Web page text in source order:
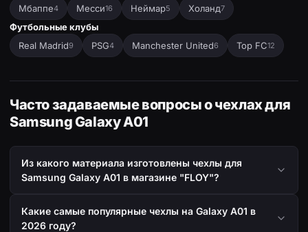
Мбаппе4 Месси16 Неймар5 Холанд7
Футбольные клубы
Real Madrid9 PSG4 Manchester United6 Top FC12
Часто задаваемые вопросы о чехлах для
Samsung Galaxy A01
Из какого материала изготовлены чехлы для
Samsung Galaxy A01 в магазине "FLOY"?
Какие самые популярные чехлы на Galaxy A01 в
2026 году?